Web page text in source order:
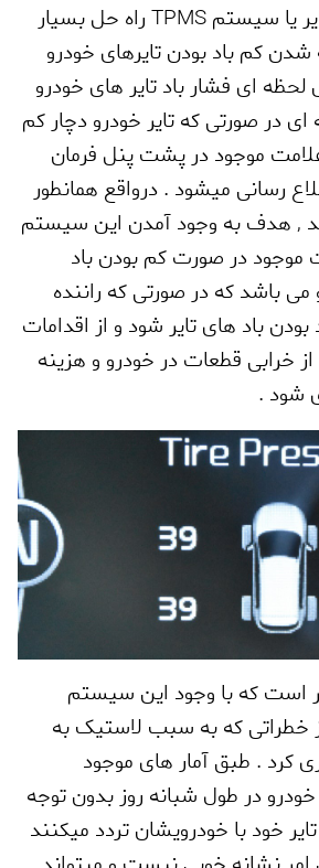
یا سیستمTPMSراه حل بسیار
شدن کم باد بودن تایرهای خودرو
ای فشار باد تایر های خودرو
در صورتی که تایر خودرو دچار کم
موجود در پشت پنل فرمان
رسانی میشود . درواقع همانطور
,هدف به وجود آمدن این سیستم
موجود در صورت کم بودن باد
باشد که در صورتی که راننده
باد های تایر شود و از اقدامات
از خرابی قطعات در خودرو و هزینه
شود .
است که با وجود این سیستم
خطراتی که به سبب لاستیک به
کرد . طبق آمار های موجود
خودرو در طول شبانه روز بدون توجه
خود با خودرویشان تردد میکنند